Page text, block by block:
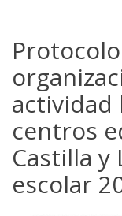
actividad
centros
Castilla y
escolar